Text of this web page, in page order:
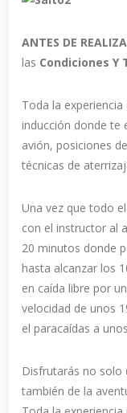
ANTES DE
las Condiciones
Toda la
inducción donde te
avión, posiciones
técnicas de
Una vez que todo
con el instructor al
20 minutos donde
hasta alcanzar los
en caída libre por
velocidad de unos
el paracaídas a
Disfrutarás no solo
también de la